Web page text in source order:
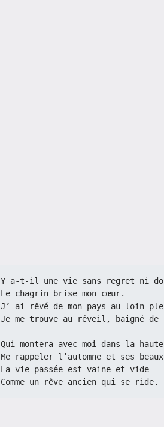
Y a-t-il une vie sans regret ni
Le chagrin brise mon cœur.
J’ ai rêvé de mon pays au loin
Je me trouve au réveil, baigné de
Qui montera avec moi dans la
Me rappeler l’automne et ses
La vie passée est vaine et vide
Comme un rêve ancien qui se ride.